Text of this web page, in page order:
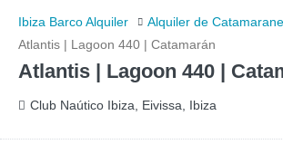
Ibiza Barco Alquiler
Alquiler de
Atlantis | Lagoon 440 | Catamarán
Atlantis | Lagoon 440 |
Club Naútico Ibiza, Eivissa, Ibiza